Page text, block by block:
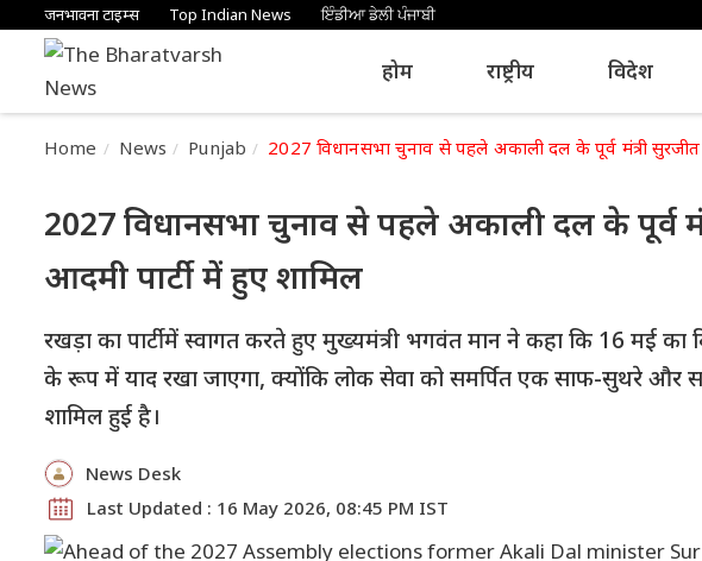
जनभावना टाइम्स Top Indian News ਇੰਡੀਆ ਡੇਲੀ ਪੰਜਾਬੀ
होम राष्ट्रीय विदेश
Home News Punjab 2027 विधानसभा चुनाव से पहले अकाली दल के पूर्व मंत्री
2027 विधानसभा चुनाव से पहले अकाली दल के पूर्व
आदमी पार्टी में हुए शामिल
रखड़ा का पार्टी में स्वागत करते हुए मुख्यमंत्री भगवंत मान ने कहा कि 16 मई
के रूप में याद रखा जाएगा, क्योंकि लोक सेवा को समर्पित एक साफ-सुथरे और
शामिल हुई है।
News Desk
Last Updated : 16 May 2026, 08:45 PM IST